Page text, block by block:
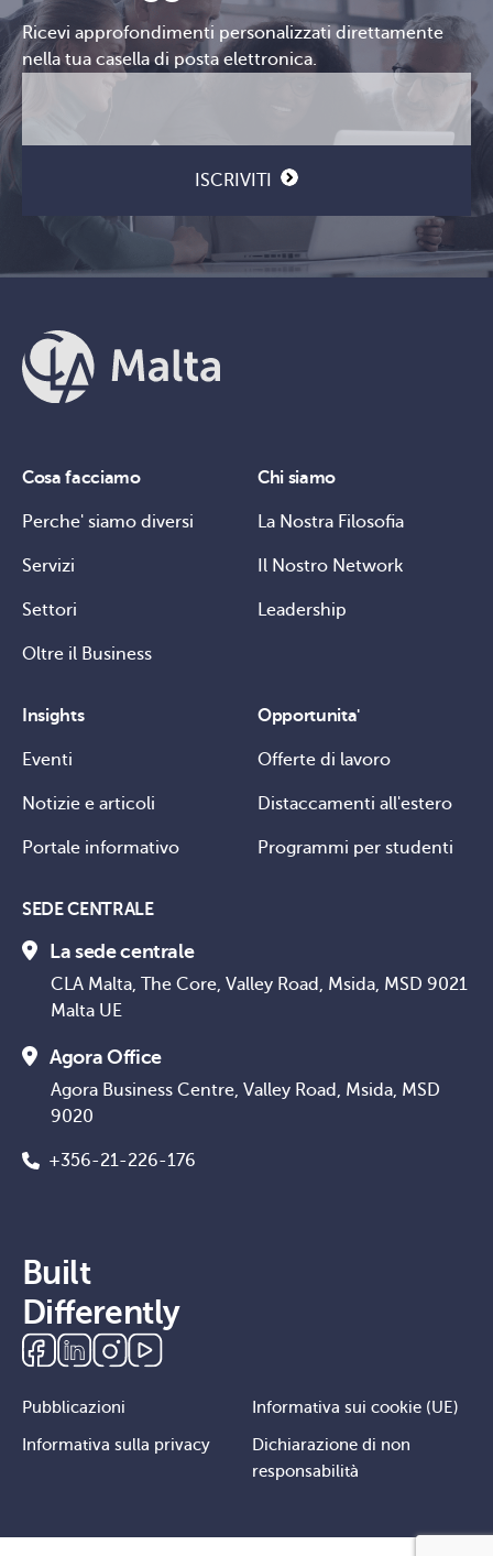
Ricevi approfondimenti personalizzati direttamente
nella tua casella di posta elettronica.
ISCRIVITI
Cosa facciamo
Perche' siamo diversi
Servizi
Settori
Oltre il Business
Chi siamo
La Nostra Filosofia
Il Nostro Network
Leadership
Insights
Eventi
Notizie e articoli
Portale informativo
Opportunita'
Offerte di lavoro
Distaccamenti all'estero
Programmi per studenti
SEDE CENTRALE
La sede centrale
CLA Malta, The Core, Valley Road, Msida, MSD 9021
Malta UE
Agora Office
Agora Business Centre, Valley Road, Msida, MSD
9020
+356-21-226-176
Built
Differently
Pubblicazioni Informativa sui cookie (UE)
Informativa sulla privacy
Dichiarazione di non
responsabilità